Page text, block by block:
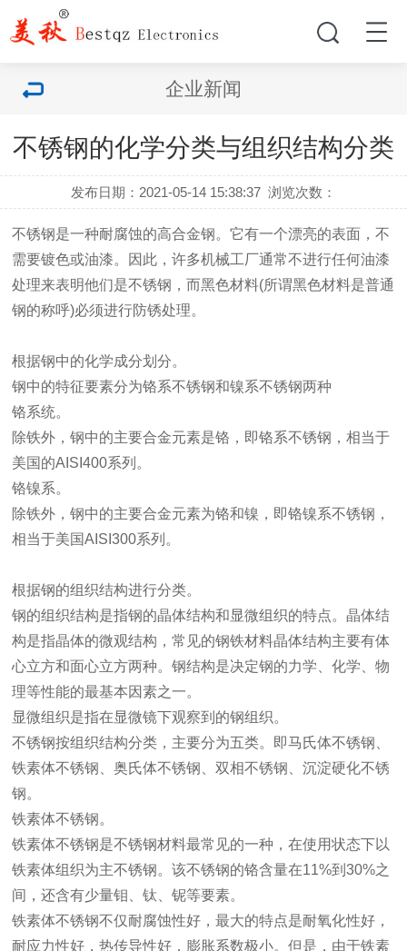
企业新闻
不锈钢的化学分类与组织结构分类
发布日期：2021-05-14 15:38:37 浏览次数：
不锈钢是一种耐腐蚀的高合金钢。它有一个漂亮的表面，不
需要镀色或油漆。因此，许多机械工厂通常不进行任何油漆
处理来表明他们是不锈钢，而黑色材料(所谓黑色材料是普通
钢的称呼)必须进行防锈处理。
根据钢中的化学成分划分。
钢中的特征要素分为铬系不锈钢和镍系不锈钢两种
铬系统。
除铁外，钢中的主要合金元素是铬，即铬系不锈钢，相当于
美国的AISI400系列。
铬镍系。
除铁外，钢中的主要合金元素为铬和镍，即铬镍系不锈钢，
相当于美国AISI300系列。
根据钢的组织结构进行分类。
钢的组织结构是指钢的晶体结构和显微组织的特点。晶体结
构是指晶体的微观结构，常见的钢铁材料晶体结构主要有体
心立方和面心立方两种。钢结构是决定钢的力学、化学、物
理等性能的最基本因素之一。
显微组织是指在显微镜下观察到的钢组织。
不锈钢按组织结构分类，主要分为五类。即马氏体不锈钢、
铁素体不锈钢、奥氏体不锈钢、双相不锈钢、沉淀硬化不锈
钢。
铁素体不锈钢。
铁素体不锈钢是不锈钢材料最常见的一种，在使用状态下以
铁素体组织为主不锈钢。该不锈钢的铬含量在11%到30%之
间，还含有少量钼、钛、铌等要素。
铁素体不锈钢不仅耐腐蚀性好，最大的特点是耐氧化性好，
耐应力性好，热传导性好，膨胀系数极小。但是，由于铁素